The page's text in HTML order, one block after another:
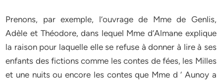
Prenons, par exemple, l’ouvrage de Mme de Genlis,
Adèle et Théodore, dans lequel Mme d’Almane explique
la raison pour laquelle elle se refuse à donner à lire à ses
enfants des fictions comme les contes de fées, les Milles
et une nuits ou encore les contes que Mme d ‘ Aunoy a